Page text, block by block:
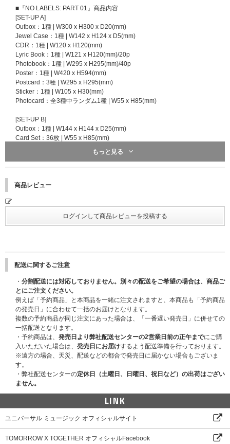
形態セット購入で3回分の応募権利になります)。
※お支払方法は、クレジットカード、携帯キャリア決済（auかんたん決済
／au WALLET、ソフトバンクまとめて支払い・ワイモバイルまとめて支払
い、d払い）のみとなります。
※クレジットカード、携帯キャリア決済をお支払い方法として選択された場
合、予約注文時に決済サービスの提供事業者に対し与信照会を行いますが、
予約注文時点から商品の発売日まで一定以上の期間があるとき、ご注文商品
の出荷時よりも前に再度与信照会を行う場合がございます。
※再与信照会でエラーとなった場合、当社より他のお支払い方法をご案内さ
せていただく場合がございますが、このとき変更後のお支払い方法で必要と
なる手数料はお客様のご負担となります。また、支払い方法の変更および手
数料の発生を理由とした注文のキャンセルは承りかねます。あらかじめご了
承ください。
＜注意事項＞
※当選者へのサイン入りポラロイドの発送は、ご注文の商品とは別送で202
5年12月上旬頃の発送を予定しております。発送の日程は変更になる場合が
ございます。あらかじめご了承ください。
ご登録いただいている「会員情報」のお名前・ご住所宛に発送いたします。
商品のお届け先に指定されたお名前・ご住所とは異なりますので、お間違い
※ご注文は、施策へのご応募をご希望のお客様自身で行う様お願いいたしま
す。代理購入等で生じたトラブルに関して、当社は一切の責任を負いかねま
すのであらかじご了承ください。
には十分注意いたしますが軽微な傷、破れも発生する場合がございます。い
※抽選方法や当落についてはお問い合せいただいてもお答えできませんの
で、あらかじめご了承ください。
※お客様のご都合による長期不在・住所不明の返送品については保管義務を
負いかねます。再発送の対応はできませんので、あらかじめご了承くださ
い。発送完了後3か月を過ぎた場合はお問い合わせにも対応できかねますの
ご了承ください。
※各ストアの特典、および YEONJUN 'NO LABELS: PART 01' ご購入で差し
上げる申し込み用シリアルナンバーはご予約・ご購入いただいたCDの枚数
分を各CDの特典条件に沿って差し上げます。
※『NO LABELS: PART 01 (Weverse Albums ver.)』、『NO LABELS: PAR
T 01 (Trunk Shorts Ver.)』、『NO LABELS: PART 01 (Photocard Case Ve
r.)』は『NO LABELS: PART 01』で実施している＜応募抽選用シリアルナン
バー＞は対象外になりますのでご注意ください。
※お客様が注文したCDの受取日によっては、シリアル応募(オンラインイベ
ント)の申し込み締め切りに間に合わない場合がございます。商品受取日を
必ずご自身でご確認の上､ご購入･ご応募ください。
※特典は先着です。無くなり次第予告なく配布終了になります。
※商品の発送は日本国内のみ対応可能です。
■『NO LABELS: PART 01』商品内容
[SET-UP A]
Outbox：1種 | W300 x H300 x D20(mm)
Jewel Case：1種 | W142 x H124 x D5(mm)
CDR：1種 | W120 x H120(mm)
Lyric Book：1種 | W121 x H120(mm)/20p
Photobook：1種 | W295 x H295(mm)/40p
Poster：1種 | W420 x H594(mm)
Postcard：3種 | W295 x H295(mm)
Sticker：1種 | W105 x H30(mm)
Photocard：全3種中ランダム1種 | W55 x H85(mm)
[SET-UP B]
Outbox：1種 | W144 x H144 x D25(mm)
Card Set：36枚 | W55 x H85(mm)
Lenticular Card：1種 | W55 x H85(mm)
Lyric Book：1種 | W135 x H135 x D4(mm)/24p
Photocard：全3種中ランダム1種 | W55 x H85(mm)
CDR：1種 | W120 x H120(mm)
Post Card：1種 | W101.6 x 152.4(mm)
Sticker：1種 | W105 x H30(mm)
Photocard：全3種中ランダム1種 | W55 x H85(mm)
CD Case：1種 | W130 x H130(mm)
CDR：1種 | W120 x H120(mm)
※サイズや構成内容は制作元の事情により事前告知無しに変更になる場合が
ございます。あらかじめご了承ください。
もっと見る
商品レビュー
配送に関するご注意
・ 分割配送には対応しておりません。別々の配送をご希望の場合は、商品ご
とにご注文ください。
例えば「予約商品」と本商品を一緒に注文されますと、本商品も「予約商品
の発売日」に合わせて一括のお届けとなります。
複数の予約商品が同じ注文にあった場合は、「一番遅い発売日」に併せての
一括配送となります。
・予約商品は、 発売日より弊社配送センターの2営業日前の正午までにご購
入いただいた場合は、 発売日にお届けするよう配送準備を行っております。
※遠方の場合、天災、配送などの都合で発売日に届かない場合もございま
す。
・弊社配送センターの定休日（土曜日、日曜日、祝日など）の出荷はござい
ません。
LINK
ユニバーサル ミュージック オフィシャルサイト
TOMORROW X TOGETHER オフィシャルFacebook